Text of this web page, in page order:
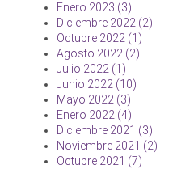
Enero 2023 (3)
Diciembre 2022 (2)
Octubre 2022 (1)
Agosto 2022 (2)
Julio 2022 (1)
Junio 2022 (10)
Mayo 2022 (3)
Enero 2022 (4)
Diciembre 2021 (3)
Noviembre 2021 (2)
Octubre 2021 (7)